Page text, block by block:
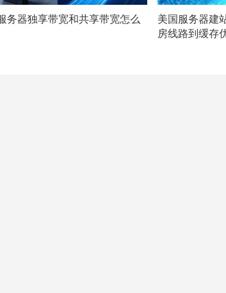
务器独享带宽和共享带宽怎么
美国服务器建
房线路到缓存